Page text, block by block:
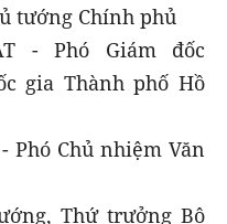
tướng Chính phủ
- Phó Giám đốc
gia Thành phố Hồ
Phó Chủ nhiệm Văn
Thứ trưởng Bộ